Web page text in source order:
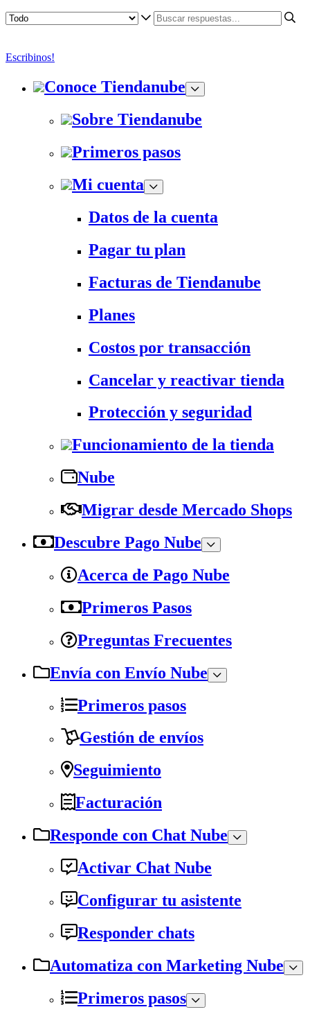
Escribinos!
Conoce Tiendanube
Sobre Tiendanube
Primeros pasos
Mi cuenta
Datos de la cuenta
Pagar tu plan
Facturas de Tiendanube
Planes
Costos por transacción
Cancelar y reactivar tienda
Protección y seguridad
Funcionamiento de la tienda
Nube
Migrar desde Mercado Shops
Descubre Pago Nube
Acerca de Pago Nube
Primeros Pasos
Preguntas Frecuentes
Envía con Envío Nube
Primeros pasos
Gestión de envíos
Seguimiento
Facturación
Responde con Chat Nube
Activar Chat Nube
Configurar tu asistente
Responder chats
Automatiza con Marketing Nube
Primeros pasos